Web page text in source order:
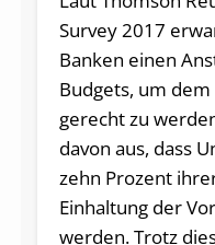
Survey 2017
Banken einen
Budgets, um
gerecht zu
davon aus, dass
zehn Prozent
Einhaltung der
werden. Trotz